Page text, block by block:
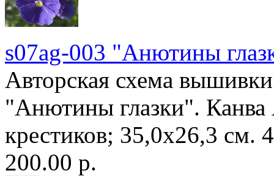
s07ag-003 "Анютины
Авторская схема
"Анютины глазки".
крестиков; 35,0х26,3 см.
200.00 р.